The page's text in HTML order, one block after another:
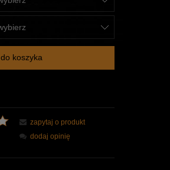
do koszyka
zapytaj o produkt
dodaj opinię